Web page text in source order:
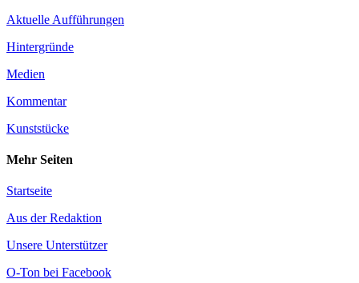
Aktuelle Aufführungen
Hintergründe
Medien
Kommentar
Kunststücke
Mehr Seiten
Startseite
Aus der Redaktion
Unsere Unterstützer
O-Ton bei Facebook